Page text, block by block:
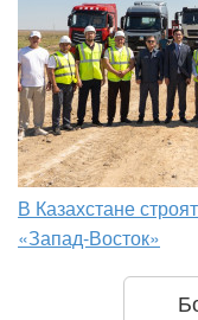
В Казахстане
«Запад-Восток»